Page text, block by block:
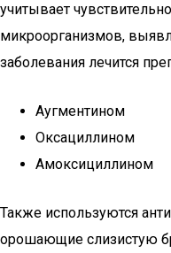
учитывает
микроорганизмов,
заболевания лечится
Аугментином
Оксациллином
Амоксициллином
Также используются
орошающие слизистую